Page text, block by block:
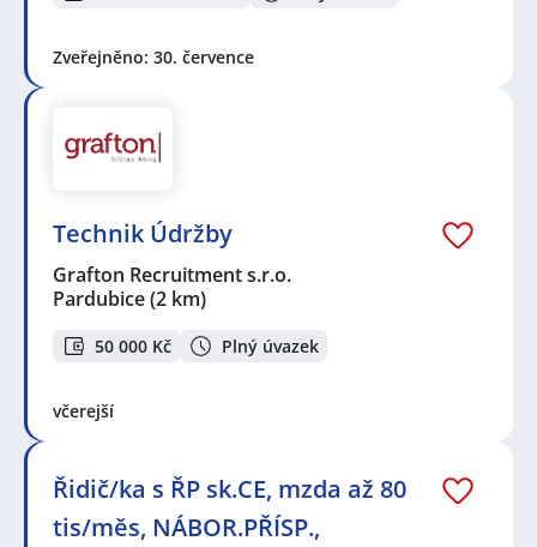
Zveřejněno: 30. července
Technik Údržby
Grafton Recruitment s.r.o.
Pardubice(2 km)
50 000 Kč Plný úvazek
včerejší
Řidič/ka s ŘP sk.CE, mzda až 80
tis/měs, NÁBOR.PŘÍSP.,